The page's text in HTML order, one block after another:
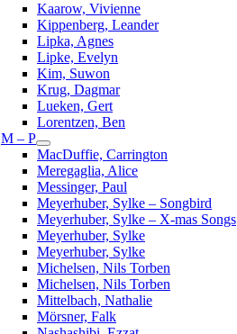
Kaarow, Vivienne
Kippenberg, Leander
Lipka, Agnes
Lipke, Evelyn
Kim, Suwon
Krug, Dagmar
Lueken, Gert
Lorentzen, Ben
M – P
MacDuffie, Carrington
Meregaglia, Alice
Messinger, Paul
Meyerhuber, Sylke – Songbird
Meyerhuber, Sylke – X-mas Songs
Meyerhuber, Sylke
Meyerhuber, Sylke
Michelsen, Nils Torben
Michelsen, Nils Torben
Mittelbach, Nathalie
Mörsner, Falk